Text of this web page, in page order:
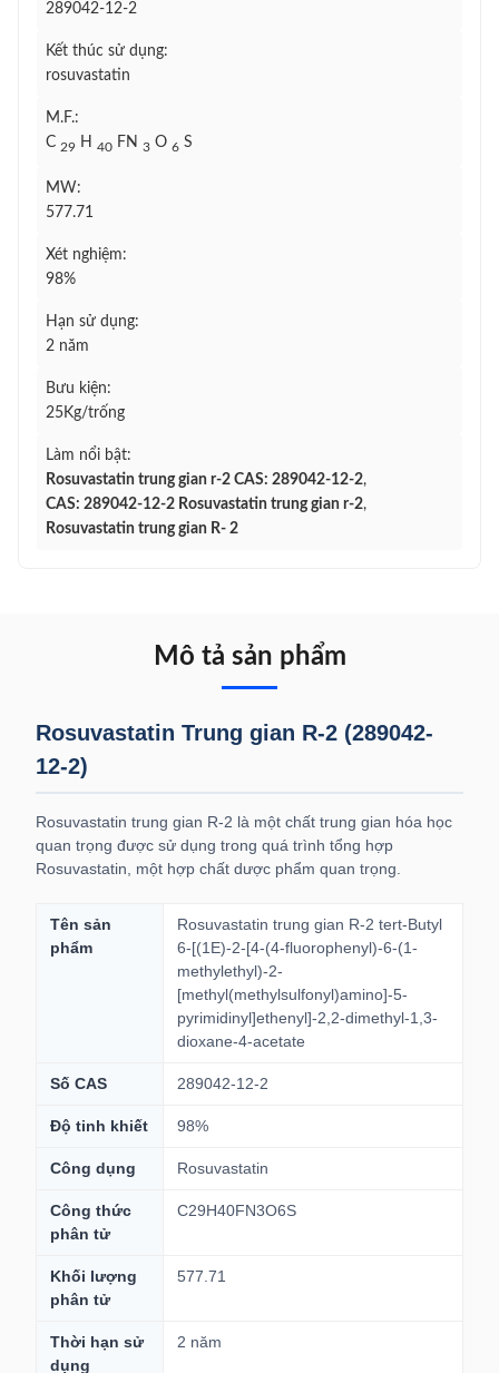
289042-12-2
Kết thúc sử dụng:
rosuvastatin
M.F.:
C 29 H 40 FN 3 O 6 S
MW:
577.71
Xét nghiệm:
98%
Hạn sử dụng:
2 năm
Bưu kiện:
25Kg/trống
Làm nổi bật:
Rosuvastatin trung gian r-2 CAS: 289042-12-2,
CAS: 289042-12-2 Rosuvastatin trung gian r-2,
Rosuvastatin trung gian R- 2
Mô tả sản phẩm
Rosuvastatin Trung gian R-2 (289042-
12-2)
Rosuvastatin trung gian R-2 là một chất trung gian hóa học
quan trọng được sử dụng trong quá trình tổng hợp
Rosuvastatin, một hợp chất dược phẩm quan trọng.
Tên sản
phẩm
Rosuvastatin trung gian R-2 tert-Butyl
6-[(1E)-2-[4-(4-fluorophenyl)-6-(1-
methylethyl)-2-
[methyl(methylsulfonyl)amino]-5-
pyrimidinyl]ethenyl]-2,2-dimethyl-1,3-
dioxane-4-acetate
Số CAS 289042-12-2
Độ tinh khiết 98%
Công dụng Rosuvastatin
Công thức
phân tử
C29H40FN3O6S
Khối lượng
phân tử
577.71
Thời hạn sử
dụng
2 năm